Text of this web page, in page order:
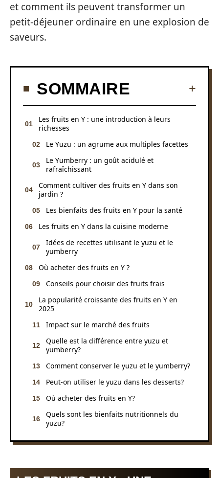
et comment ils peuvent transformer un
petit-déjeuner ordinaire en une explosion de
saveurs.
SOMMAIRE
Les fruits en Y : une introduction à leurs
richesses
Le Yuzu : un agrume aux multiples facettes
Le Yumberry : un goût acidulé et
rafraîchissant
Comment cultiver des fruits en Y dans son
jardin ?
Les bienfaits des fruits en Y pour la santé
Les fruits en Y dans la cuisine moderne
Idées de recettes utilisant le yuzu et le
yumberry
Où acheter des fruits en Y ?
Conseils pour choisir des fruits frais
La popularité croissante des fruits en Y en
2025
Impact sur le marché des fruits
Quelle est la différence entre yuzu et
yumberry?
Comment conserver le yuzu et le yumberry?
Peut-on utiliser le yuzu dans les desserts?
Où acheter des fruits en Y?
Quels sont les bienfaits nutritionnels du
yuzu?